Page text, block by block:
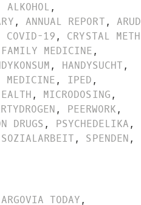
ALKOHOL,
, ANNUAL REPORT, ARUD
COVID-19, CRYSTAL METH
FAMILY MEDICINE,
, HANDYSUCHT,
MEDICINE, IPED,
, MICRODOSING,
, PEERWORK,
DRUGS , PSYCHEDELIKA,
SOZIALARBEIT, SPENDEN,
ARGOVIA TODAY,